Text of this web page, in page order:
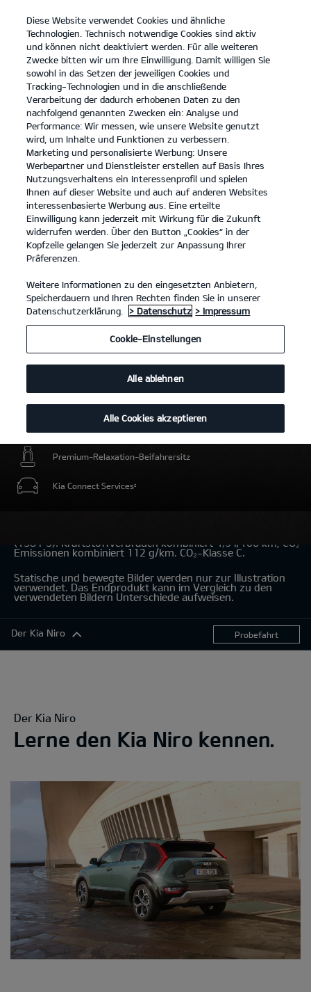
open
menu
KONTAKT
Entdecken
... ... ENTDECKEN
Der Kia Niro.
Denk einfach mal größer.
Intelligente elektrische Energiereserve für Umweltzonen
Premium-Relaxation-Beifahrersitz
Kia Connect Services2
(138 PS): Kraftstoffverbrauch kombiniert 4,9 l/100 km; CO₂-
Emissionen kombiniert 112 g/km. CO₂-Klasse C.
Statische und bewegte Bilder werden nur zur Illustration
verwendet. Das Endprodukt kann im Vergleich zu den
verwendeten Bildern Unterschiede aufweisen.
Der Kia Niro
Konnektivität
360°-Darstellung
Ausstattungslinien
Probefahrt
Der Kia Niro
Lerne den Kia Niro kennen.
Diese Website verwendet Cookies und ähnliche
Technologien. Technisch notwendige Cookies sind aktiv
und können nicht deaktiviert werden. Für alle weiteren
Zwecke bitten wir um Ihre Einwilligung. Damit willigen Sie
sowohl in das Setzen der jeweiligen Cookies und
Tracking-Technologien und in die anschließende
Verarbeitung der dadurch erhobenen Daten zu den
nachfolgend genannten Zwecken ein: Analyse und
Performance: Wir messen, wie unsere Website genutzt
wird, um Inhalte und Funktionen zu verbessern.
Marketing und personalisierte Werbung: Unsere
Werbepartner und Dienstleister erstellen auf Basis Ihres
Nutzungsverhaltens ein Interessenprofil und spielen
Ihnen auf dieser Website und auch auf anderen Websites
interessenbasierte Werbung aus. Eine erteilte
Einwilligung kann jederzeit mit Wirkung für die Zukunft
widerrufen werden. Über den Button „Cookies“ in der
Kopfzeile gelangen Sie jederzeit zur Anpassung Ihrer
Präferenzen.
Weitere Informationen zu den eingesetzten Anbietern,
Speicherdauern und Ihren Rechten finden Sie in unserer
Datenschutzerklärung.
> Datenschutz > Impressum
Cookie-Einstellungen
Alle ablehnen
Alle Cookies akzeptieren